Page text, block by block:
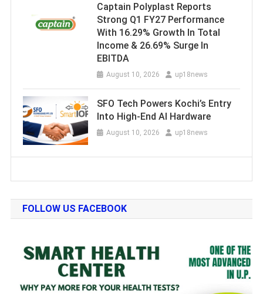
Captain Polyplast Reports
Strong Q1 FY27 Performance
With 16.29% Growth In Total
Income & 26.69% Surge In
EBITDA
August 10, 2026 up18news
SFO Tech Powers Kochi’s Entry
Into High-End AI Hardware
August 10, 2026 up18news
FOLLOW US FACEBOOK